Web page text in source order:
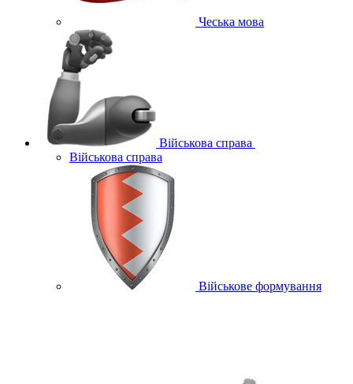
Чеська мова
Військова справа
Військова справа
Військове формування